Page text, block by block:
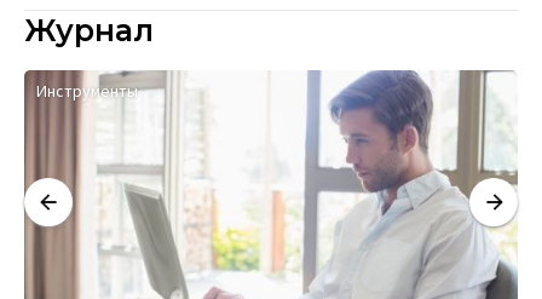
Журнал
Инструменты